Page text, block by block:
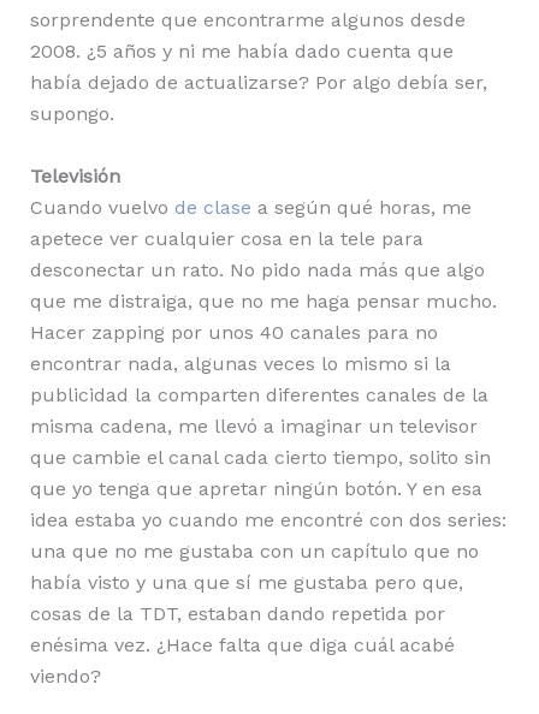
sorprendente que encontrarme algunos desde
2008. ¿5 años y ni me había dado cuenta que
había dejado de actualizarse? Por algo debía ser,
supongo.
Televisión
Cuando vuelvo de clase a según qué horas, me
apetece ver cualquier cosa en la tele para
desconectar un rato. No pido nada más que algo
que me distraiga, que no me haga pensar mucho.
Hacer zapping por unos 40 canales para no
encontrar nada, algunas veces lo mismo si la
publicidad la comparten diferentes canales de la
misma cadena, me llevó a imaginar un televisor
que cambie el canal cada cierto tiempo, solito sin
que yo tenga que apretar ningún botón. Y en esa
idea estaba yo cuando me encontré con dos series:
una que no me gustaba con un capítulo que no
había visto y una que sí me gustaba pero que,
cosas de la TDT, estaban dando repetida por
enésima vez. ¿Hace falta que diga cuál acabé
viendo?